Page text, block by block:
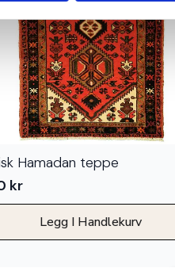
Hamadan teppe
kr
Legg I Handlekurv